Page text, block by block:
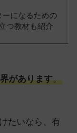
になるための
つ教材も紹介
があります。
たいなら、有